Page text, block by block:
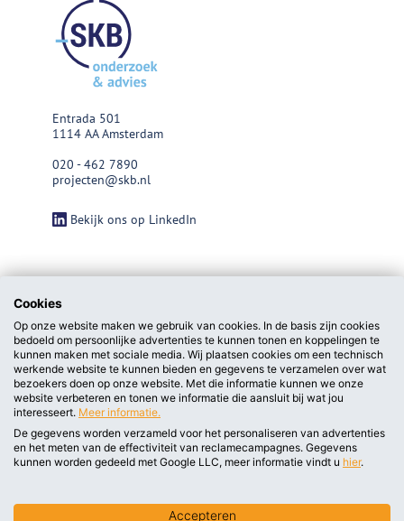
Entrada 501
1114 AA Amsterdam
020 - 462 7890
projecten@skb.nl
Bekijk ons op LinkedIn
privacy statement/cookieverklaring
Cookies
Op onze website maken we gebruik van cookies. In de basis zijn cookies
bedoeld om persoonlijke advertenties te kunnen tonen en koppelingen te
kunnen maken met sociale media. Wij plaatsen cookies om een technisch
werkende website te kunnen bieden en gegevens te verzamelen over wat
bezoekers doen op onze website. Met die informatie kunnen we onze
website verbeteren en tonen we informatie die aansluit bij wat jou
interesseert. Meer informatie.
De gegevens worden verzameld voor het personaliseren van advertenties
en het meten van de effectiviteit van reclamecampagnes. Gegevens
kunnen worden gedeeld met Google LLC, meer informatie vindt u hier.
Accepteren